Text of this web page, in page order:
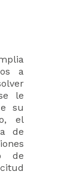
a
le
su
el
de
de